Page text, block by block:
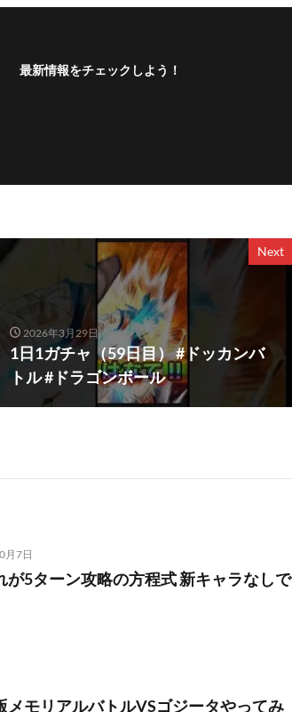
最新情報をチェックしよう！
Next
2026年3月29日
1日1ガチャ（59日目） #ドッカンバ
トル #ドラゴンボール
月7日
5ターン攻略の方程式 新キャラなしで
メモリアルバトルVSゴジータやってみ